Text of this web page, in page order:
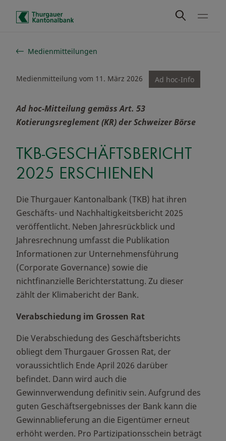
Schnelle Navigation
Medienmitteilungen
Medienmitteilung vom 11. März 2026 Ad hoc-Info
Ad hoc-Mitteilung gemäss Art. 53
Kotierungsreglement (KR) der Schweizer Börse
TKB-GESCHÄFTSBERICHT
2025 ERSCHIENEN
Die Thurgauer Kantonalbank (TKB) hat ihren
Geschäfts- und Nachhaltigkeitsbericht 2025
veröffentlicht. Neben Jahresrückblick und
Jahresrechnung umfasst die Publikation
Informationen zur Unternehmensführung
(Corporate Governance) sowie die
nichtfinanzielle Berichterstattung. Zu dieser
zählt der Klimabericht der Bank.
Verabschiedung im Grossen Rat
Die Verabschiedung des Geschäftsberichts
obliegt dem Thurgauer Grossen Rat, der
voraussichtlich Ende April 2026 darüber
befindet. Dann wird auch die
Gewinnverwendung definitiv sein. Aufgrund des
guten Geschäftsergebnisses der Bank kann die
Gewinnablieferung an die Eigentümer erneut
erhöht werden. Pro Partizipationsschein beträgt